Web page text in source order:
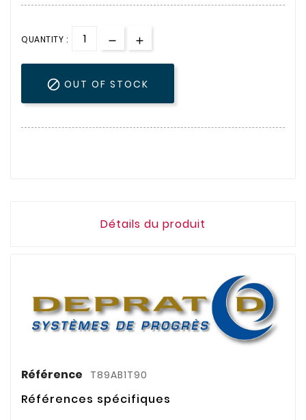
QUANTITY :
 OUT OF STOCK
Détails du produit
Référence T89AB1T90
Références spécifiques